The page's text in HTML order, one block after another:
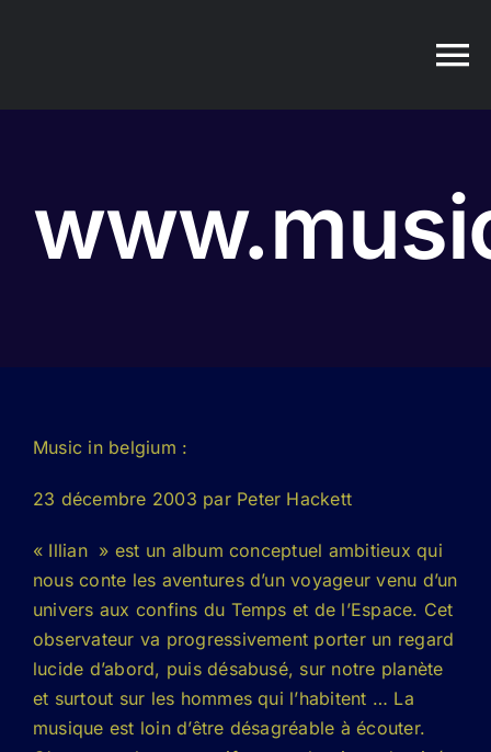
Music in belgium :
23 décembre 2003 par Peter Hackett
« Illian » est un album conceptuel ambitieux qui
nous conte les aventures d’un voyageur venu d’un
univers aux confins du Temps et de l’Espace. Cet
observateur va progressivement porter un regard
lucide d’abord, puis désabusé, sur notre planète
et surtout sur les hommes qui l’habitent … La
musique est loin d’être désagréable à écouter.